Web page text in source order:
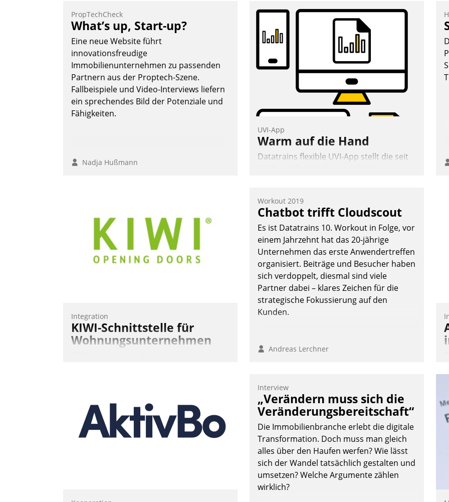
erhielten die Teilnehmerinnen und
Teilnehmer kurzweilige Einblicke in
innovative Cloud-Strategien und -
Lösungen mit hohem Zukunftspotenzial.
Andreas Lerchner
PropTechCheck
What’s up, Start-up?
Eine neue Website führt
innovationsfreudige
Immobilienunternehmen zu passenden
Partnern aus der Proptech-Szene.
Fallbeispiele und Video-Interviews liefern
ein sprechendes Bild der Potenziale und
Fähigkeiten.
Nadja Hußmann
UVI-App
Warm auf die Hand
Datatrains flexible UVI-App stellt die seit
Die monatlichen Mitteilungen zum
Heizungs- und Wasserverbrauch gehen
automatisiert, vollständig und auf
Wunsch über mehrere zuvor festgelegte
Kommunikationswege bei den
Empfängern ein.
Nadja Hußmann
Integration
KIWI-Schnittstelle für
Wohnungsunternehmen
Workout 2019
Chatbot trifft Cloudscout
Es ist Datatrains 10. Workout in Folge, vor
einem Jahrzehnt hat das 20-jährige
Unternehmen das erste Anwendertreffen
organisiert. Beiträge und Besucher haben
sich verdoppelt, diesmal sind viele
Partner dabei – klares Zeichen für die
strategische Fokussierung auf den
Kunden.
Andreas Lerchner
Interview
„Verändern muss sich die
Veränderungsbereitschaft“
Die Immobilienbranche erlebt die digitale
Transformation. Doch muss man gleich
alles über den Haufen werfen? Wie lässt
sich der Wandel tatsächlich gestalten und
umsetzen? Welche Argumente zählen
wirklich?